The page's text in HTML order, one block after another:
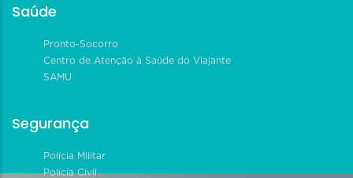
Saúde
Pronto-Socorro
Centro de Atenção à Saúde do Viajante
SAMU
Segurança
Polícia Militar
Polícia Civil